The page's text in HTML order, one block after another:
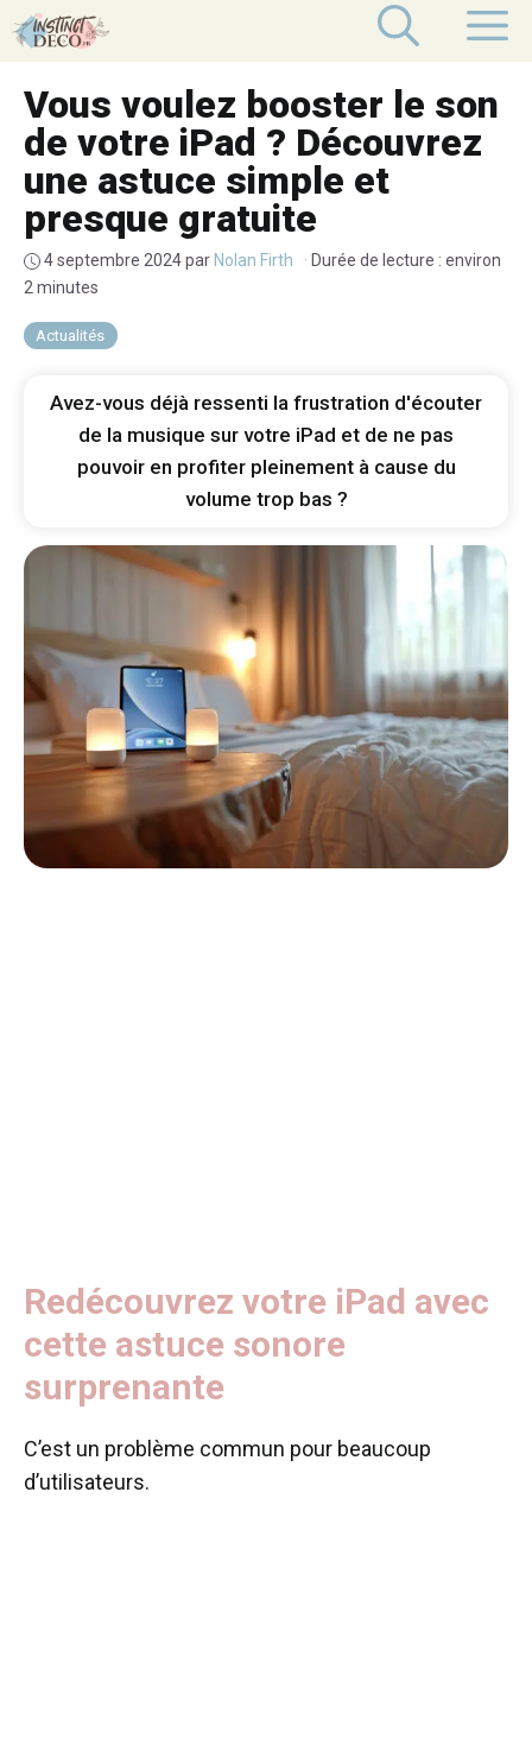
Aller
au
Actualités
Vous voulez booster le son
de votre iPad ? Découvrez
une astuce simple et
presque gratuite
4 septembre 2024par Nolan Firth · Durée de lecture : environ
2 minutes
Avez-vous déjà ressenti la frustration d'écouter
de la musique sur votre iPad et de ne pas
pouvoir en profiter pleinement à cause du
volume trop bas ?
Redécouvrez votre iPad avec
cette astuce sonore
surprenante
C’est un problème commun pour beaucoup
d’utilisateurs.